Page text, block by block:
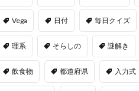
Vega 日付 毎日クイズ
理系 そらしの 謎解き
飲食物 都道府県 入力式